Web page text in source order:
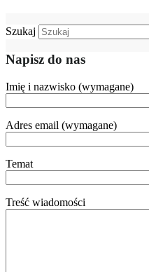
Szukaj
Napisz do nas
Imię i nazwisko (wymagane)
Adres email (wymagane)
Temat
Treść wiadomości